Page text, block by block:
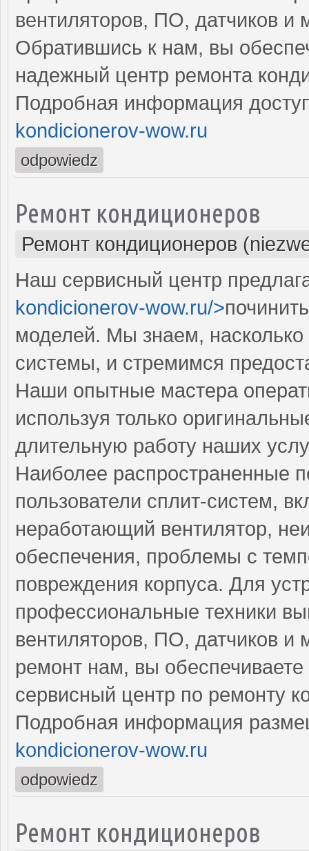
вентиляторов, ПО, датчиков и
Обратившись к нам, вы
надежный центр ремонта
Подробная информация
kondicionerov-wow.ru
odpowiedz
Ремонт кондиционеров
Ремонт кондиционеров
Наш сервисный центр
kondicionerov-wow.ru/>
моделей. Мы знаем,
системы, и стремимся
Наши опытные мастера
используя только
длительную работу наших
Наиболее распространенные
пользователи сплит-систем,
неработающий вентилятор,
обеспечения, проблемы с
повреждения корпуса. Для
профессиональные техники
вентиляторов, ПО, датчиков и
ремонт нам, вы
сервисный центр по ремонту
Подробная информация
kondicionerov-wow.ru
odpowiedz
Ремонт кондиционеров